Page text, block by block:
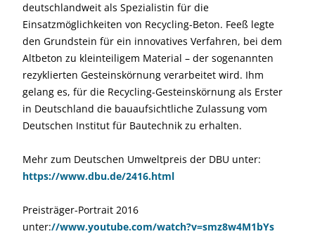
deutschlandweit als Spezialistin für die
Einsatzmöglichkeiten von Recycling-Beton. Feeß legte
den Grundstein für ein innovatives Verfahren, bei dem
Altbeton zu kleinteiligem Material – der sogenannten
rezyklierten Gesteinskörnung verarbeitet wird. Ihm
gelang es, für die Recycling-Gesteinskörnung als Erster
in Deutschland die bauaufsichtliche Zulassung vom
Deutschen Institut für Bautechnik zu erhalten.
Mehr zum Deutschen Umweltpreis der DBU unter:
https://www.dbu.de/2416.html
Preisträger-Portrait 2016
unter://www.youtube.com/watch?v=smz8w4M1bYs